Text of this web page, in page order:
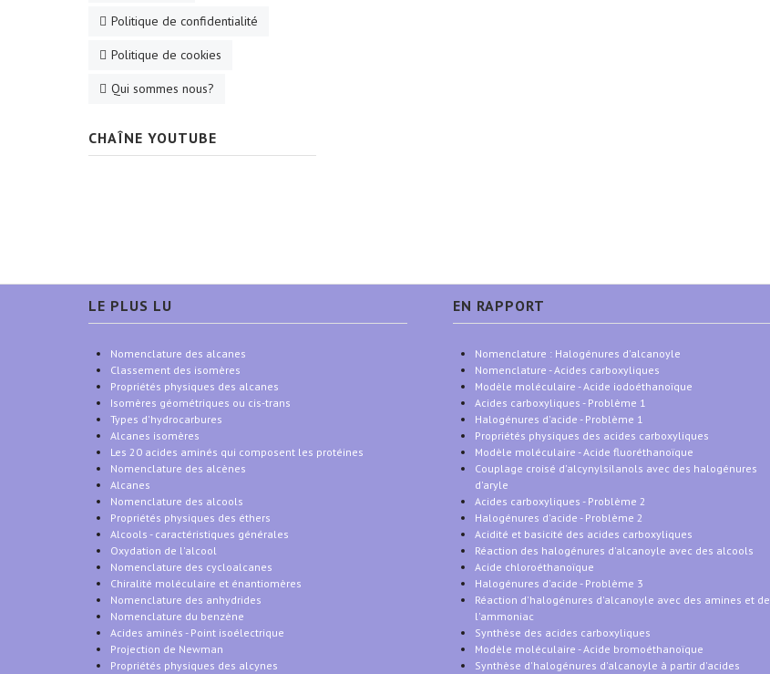
Politique de confidentialité
Politique de cookies
Qui sommes nous?
CHAÎNE YOUTUBE
LE PLUS LU
Nomenclature des alcanes
Classement des isomères
Propriétés physiques des alcanes
Isomères géométriques ou cis-trans
Types d'hydrocarbures
Alcanes isomères
Les 20 acides aminés qui composent les protéines
Nomenclature des alcènes
Alcanes
Nomenclature des alcools
Propriétés physiques des éthers
Alcools - caractéristiques générales
Oxydation de l'alcool
Nomenclature des cycloalcanes
Chiralité moléculaire et énantiomères
Nomenclature des anhydrides
Nomenclature du benzène
Acides aminés - Point isoélectrique
Projection de Newman
Propriétés physiques des alcynes
EN RAPPORT
Nomenclature : Halogénures d'alcanoyle
Nomenclature - Acides carboxyliques
Modèle moléculaire - Acide iodoéthanoïque
Acides carboxyliques - Problème 1
Halogénures d'acide - Problème 1
Propriétés physiques des acides carboxyliques
Modèle moléculaire - Acide fluoréthanoïque
Couplage croisé d'alcynylsilanols avec des halogénures
d'aryle
Acides carboxyliques - Problème 2
Halogénures d'acide - Problème 2
Acidité et basicité des acides carboxyliques
Réaction des halogénures d'alcanoyle avec des alcools
Acide chloroéthanoïque
Halogénures d'acide - Problème 3
Réaction d'halogénures d'alcanoyle avec des amines et de
l'ammoniac
Synthèse des acides carboxyliques
Modèle moléculaire - Acide bromoéthanoïque
Synthèse d'halogénures d'alcanoyle à partir d'acides